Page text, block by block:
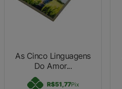
As Cinco Linguagens
Do Amor...
R$51,77Pix